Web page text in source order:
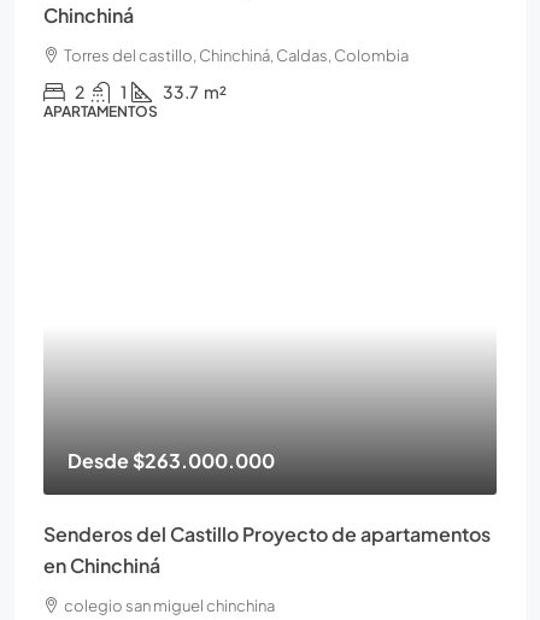
Chinchiná
Torres del castillo, Chinchiná, Caldas, Colombia
2 1 33.7 m²
APARTAMENTOS
Desde$263.000.000
Senderos del Castillo Proyecto de apartamentos
en Chinchiná
colegio san miguel chinchina